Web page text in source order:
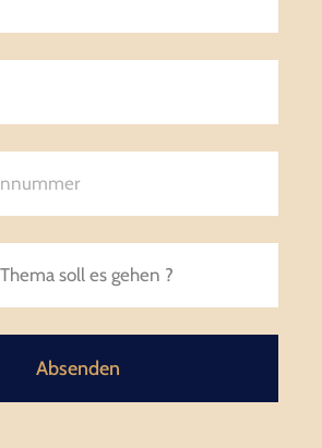
Absenden